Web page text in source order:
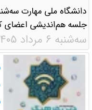
جلسه هم‌اندیشی اعضای
سه‌شنبه ۶ مرداد ۱۴۰۵